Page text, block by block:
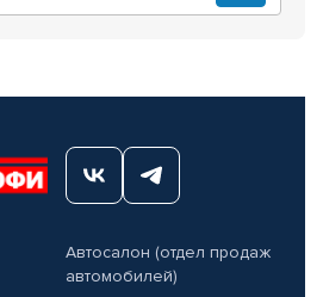
Автосалон (отдел продаж
автомобилей)